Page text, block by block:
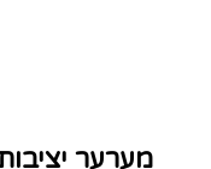
מערער